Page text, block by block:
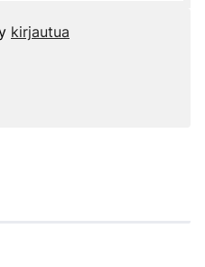
kirjautua